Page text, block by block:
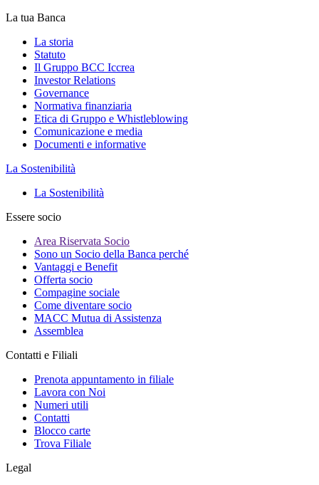
La tua Banca
La storia
Statuto
Il Gruppo BCC Iccrea
Investor Relations
Governance
Normativa finanziaria
Etica di Gruppo e Whistleblowing
Comunicazione e media
Documenti e informative
La Sostenibilità
La Sostenibilità
Essere socio
Area Riservata Socio
Sono un Socio della Banca perché
Vantaggi e Benefit
Offerta socio
Compagine sociale
Come diventare socio
MACC Mutua di Assistenza
Assemblea
Contatti e Filiali
Prenota appuntamento in filiale
Lavora con Noi
Numeri utili
Contatti
Blocco carte
Trova Filiale
Legal